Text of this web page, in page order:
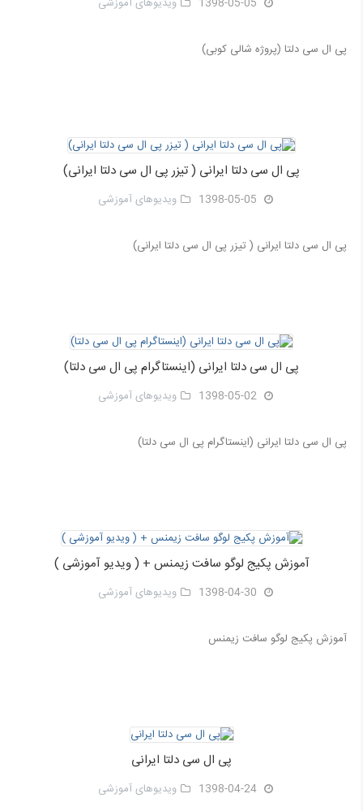
پی ال سی دلتا (پروژه شالی کوبی)
پی ال سی دلتا ایرانی ( تیزر پی ال سی دلتا ایرانی)
ویدیوهای آموزشی
پی ال سی دلتا ایرانی ( تیزر پی ال سی دلتا ایرانی)
پی ال سی دلتا ایرانی (اینستاگرام پی ال سی دلتا)
ویدیوهای آموزشی
پی ال سی دلتا ایرانی (اینستاگرام پی ال سی دلتا)
آموزش پکیج لوگو سافت زیمنس + ( ویدیو آموزشی )
ویدیوهای آموزشی
آموزش پکیج لوگو سافت زیمنس
پی ال سی دلتا ایرانی
ویدیوهای آموزشی